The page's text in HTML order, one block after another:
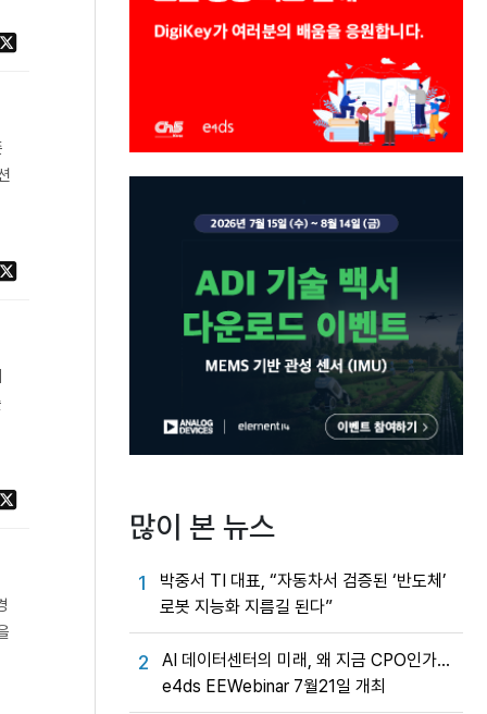
많이 본 뉴스
1
박중서 TI 대표, “자동차서 검증된 ‘반도체’
로봇 지능화 지름길 된다”
2
AI 데이터센터의 미래, 왜 지금 CPO인가…
e4ds EEWebinar 7월21일 개최